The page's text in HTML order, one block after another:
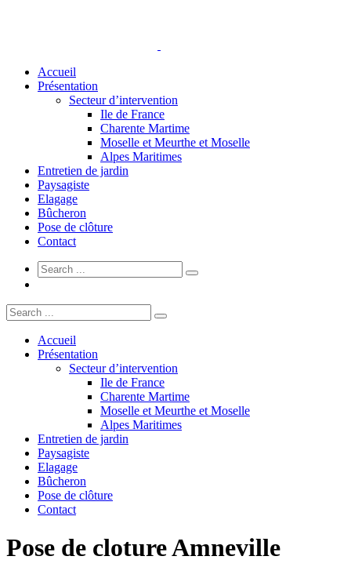
Accueil
Présentation
Secteur d’intervention
Ile de France
Charente Martime
Moselle et Meurthe et Moselle
Alpes Maritimes
Entretien de jardin
Paysagiste
Elagage
Bûcheron
Pose de clôture
Contact
Accueil
Présentation
Secteur d’intervention
Ile de France
Charente Martime
Moselle et Meurthe et Moselle
Alpes Maritimes
Entretien de jardin
Paysagiste
Elagage
Bûcheron
Pose de clôture
Contact
Pose de cloture Amneville